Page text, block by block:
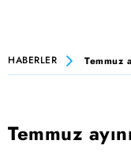
HABERLER Temmuz
Temmuz